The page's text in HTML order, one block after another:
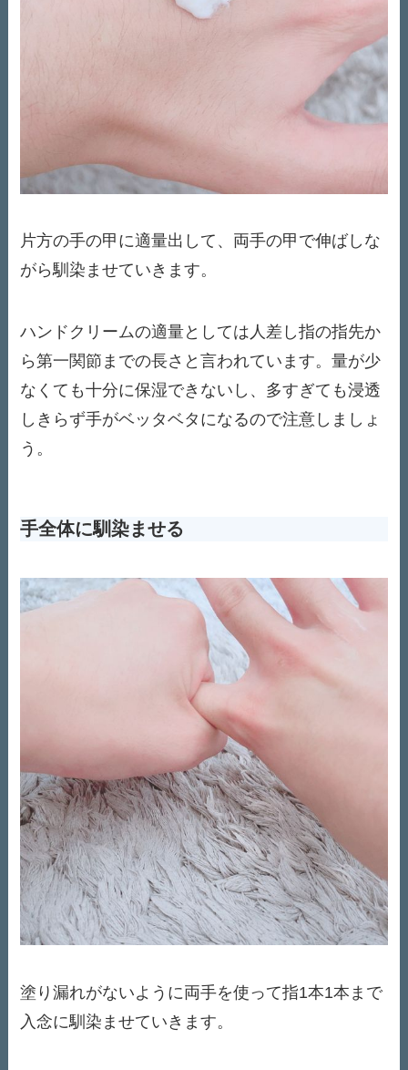
片方の手の甲に適量出して、両手の甲で伸ばしな
がら馴染ませていきます。
ハンドクリームの適量としては人差し指の指先か
ら第一関節までの長さと言われています。量が少
なくても十分に保湿できないし、多すぎても浸透
しきらず手がベッタベタになるので注意しましょ
う。
手全体に馴染ませる
塗り漏れがないように両手を使って指1本1本まで
入念に馴染ませていきます。